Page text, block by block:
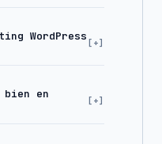
WordPress
bien en